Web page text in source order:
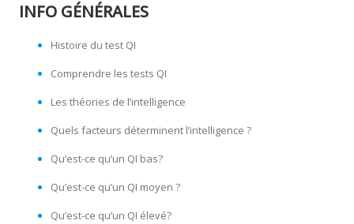
INFO GÉNÉRALES
Histoire du test QI
Comprendre les tests QI
Les théories de l’intelligence
Quels facteurs déterminent l’intelligence ?
Qu’est-ce qu’un QI bas?
Qu’est-ce qu’un QI moyen ?
Qu’est-ce qu’un QI élevé?